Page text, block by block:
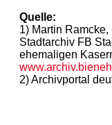
Quelle:
1) Martin
Stadtarchiv FB
ehemaligen
2) Archivportal